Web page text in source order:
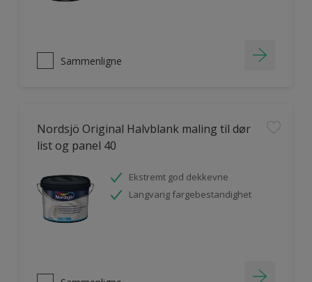
Sammenligne
Nordsjö Original Halvblank maling til dør
list og panel 40
Ekstremt god dekkevne
Langvarig fargebestandighet